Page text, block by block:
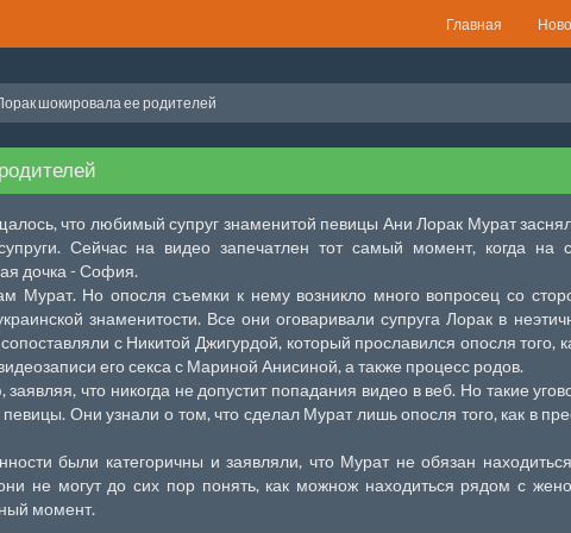
Главная
шокировала ее родителей
что любимый супруг знаменитой певицы Ани Лорак Мурат
Сейчас на видео запечатлен тот самый момент, когда на
дочка - София.
Мурат. Но опосля съемки к нему возникло много вопросец со
знаменитости. Все они оговаривали супруга Лорак в
с Никитой Джигурдой, который прославился опосля того,
его секса с Мариной Анисиной, а также процесс родов.
что никогда не допустит попадания видео в веб. Но такие
Они узнали о том, что сделал Мурат лишь опосля того, как в
были категоричны и заявляли, что Мурат не обязан
не могут до сих пор понять, как можнож находиться рядом с
момент.